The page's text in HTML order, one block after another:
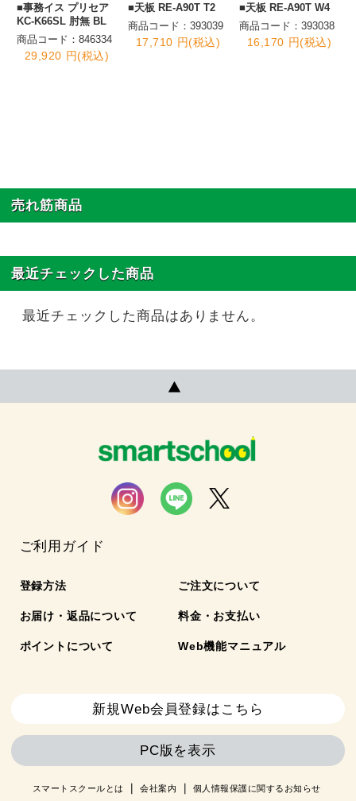
■事務イス プリセア
KC-K66SL 肘無 BL
商品コード：846334
29,920 円(税込)
■天板 RE-A90T T2
商品コード：393039
17,710 円(税込)
■天板 RE-A90T W4
商品コード：393038
16,170 円(税込)
売れ筋商品
最近チェックした商品
最近チェックした商品はありません。
ご利用ガイド
登録方法 ご注文について
お届け・返品について 料金・お支払い
ポイントについて Web機能マニュアル
新規Web会員登録はこちら
PC版を表示
スマートスクールとは 会社案内 個人情報保護に関するお知らせ